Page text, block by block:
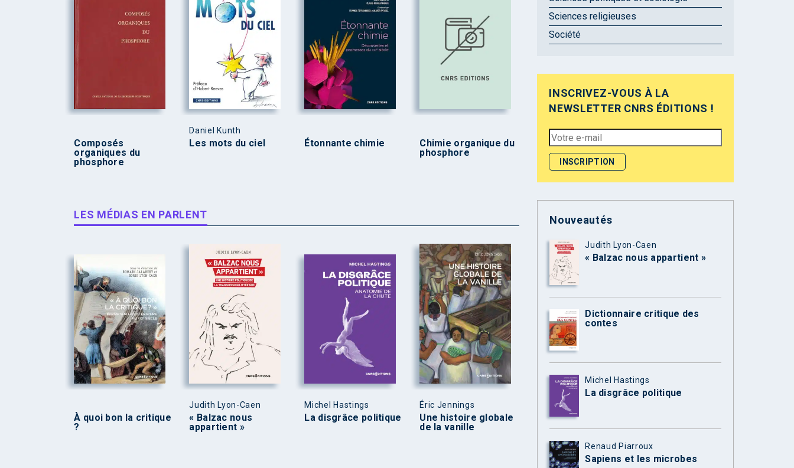
Composés
organiques du
phosphore
Daniel Kunth
Les mots du ciel Étonnante chimie
Chimie organique du
phosphore
LES MÉDIAS EN PARLENT
À quoi bon la critique
?
Judith Lyon-Caen
« Balzac nous
appartient »
Michel Hastings
La disgrâce politique
Éric Jennings
Une histoire globale
de la vanille
Sciences religieuses
Société
INSCRIVEZ-VOUS À LA
NEWSLETTER CNRS ÉDITIONS !
Nouveautés
Judith Lyon-Caen
« Balzac nous appartient »
Dictionnaire critique des
contes
Michel Hastings
La disgrâce politique
Renaud Piarroux
Sapiens et les microbes